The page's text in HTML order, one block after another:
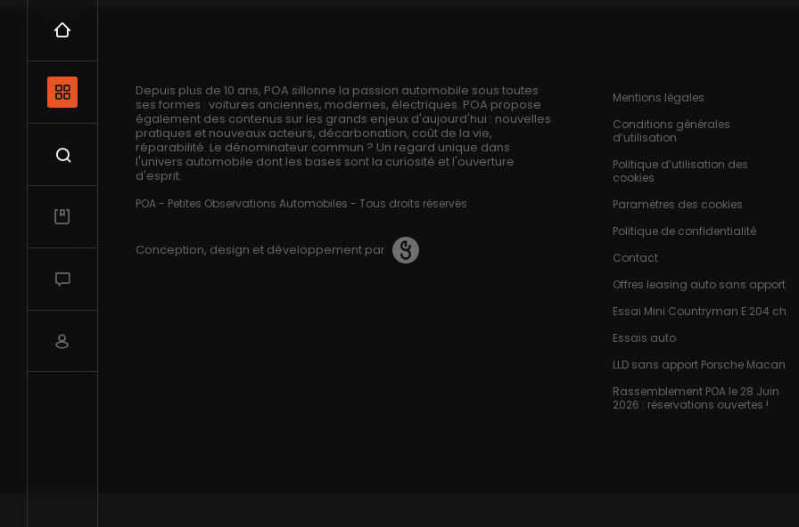
Navigation principale et les catégories
Recherche
Depuis plus de 10 ans, POA sillonne la passion automobile sous toutes
ses formes : voitures anciennes, modernes, électriques. POA propose
également des contenus sur les grands enjeux d'aujourd'hui : nouvelles
pratiques et nouveaux acteurs, décarbonation, coût de la vie,
réparabilité. Le dénominateur commun ? Un regard unique dans
l'univers automobile dont les bases sont la curiosité et l'ouverture
d'esprit.
POA - Petites Observations Automobiles - Tous droits réservés
Conception, design et développement par
Pied de page
Mentions légales
Conditions générales
d’utilisation
Politique d’utilisation des
cookies
Paramètres des cookies
Politique de confidentialité
Contact
Offres leasing auto sans apport
Essai Mini Countryman E 204 ch
Essais auto
LLD sans apport Porsche Macan
Rassemblement POA le 28 Juin
2026 : réservations ouvertes !